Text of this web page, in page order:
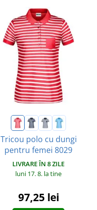
Tricou polo cu dungi
pentru femei 8029
LIVRARE ÎN 8 ZILE
luni 17. 8. la tine
97,25 lei